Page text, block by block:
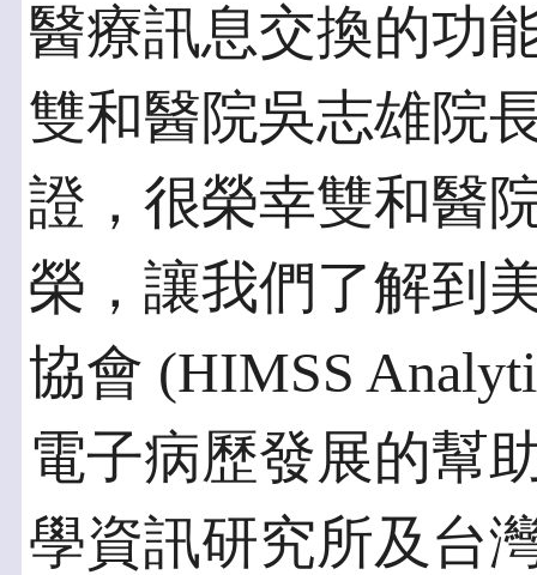
醫療訊息交換的功
雙和醫院吳志雄院
證，很榮幸雙和醫
榮，讓我們了解到
協會 (HIMSS
電子病歷發展的幫
學資訊研究所及台